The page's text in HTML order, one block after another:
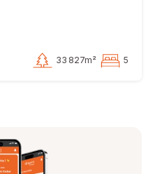
33 827m² 5